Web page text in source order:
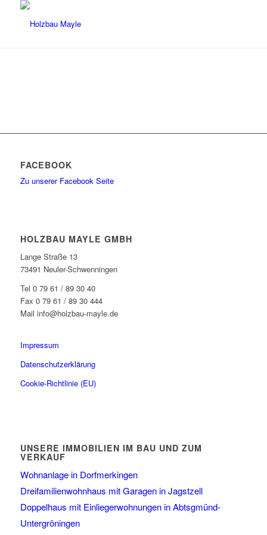
FACEBOOK
Zu unserer Facebook Seite
HOLZBAU MAYLE GMBH
Lange Straße 13
73491 Neuler-Schwenningen
Tel 0 79 61 / 89 30 40
Fax 0 79 61 / 89 30 444
Mail info@holzbau-mayle.de
Impressum
Datenschutzerklärung
Cookie-Richtlinie (EU)
UNSERE IMMOBILIEN IM BAU UND ZUM
VERKAUF
Wohnanlage in Dorfmerkingen
Dreifamilienwohnhaus mit Garagen in Jagstzell
Doppelhaus mit Einliegerwohnungen in Abtsgmünd-
Untergröningen